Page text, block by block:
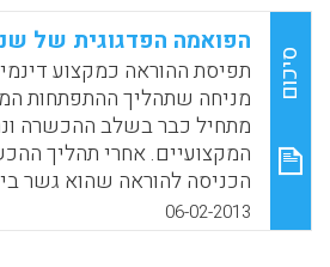
פעולה ייחודיות מצד
המערכת המכשירה – הביאה
סדורה ולמיסוד נורמות
מנכ"ל משרד החינוך ( שרה
WhatsApp
Email
X
סיכום
הפואמה הפדגוגית של
תפיסת ההוראה כמקצוע
מניחה שתהליך ההתפתחות
מתחיל כבר בשלב ההכשרה
המקצועיים. אחרי תהליך
הכניסה להוראה שהוא גשר
העבודה בפועל בהוראה. שלב
הסתגלות מקצועיים בדגש על
06-02-2013